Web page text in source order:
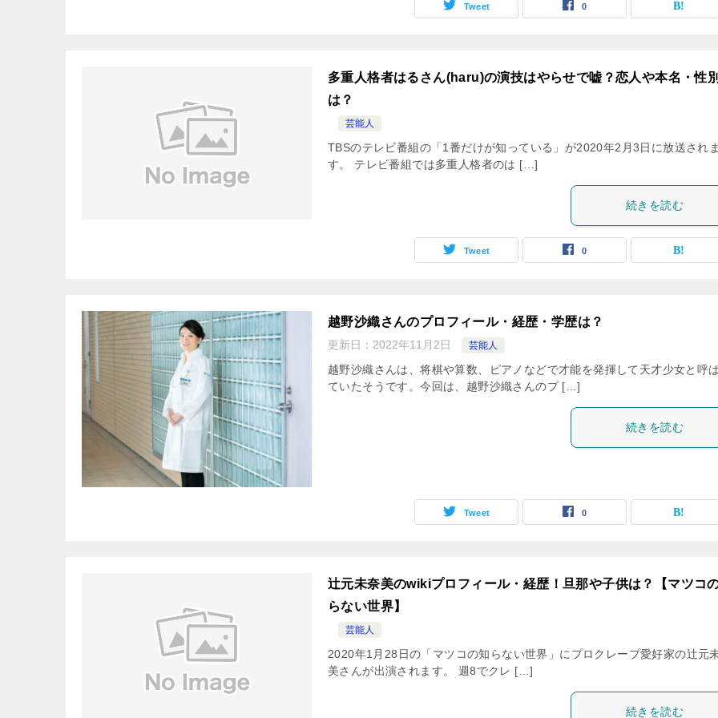
Tweet 0
多重人格者はるさん(haru)の演技はやらせで嘘？恋人や本名・性
は？
芸能人
TBSのテレビ番組の「1番だけが知っている」が2020年2月3日に放送され
す。 テレビ番組では多重人格者のは […]
続きを読む
Tweet 0
越野沙織さんのプロフィール・経歴・学歴は？
更新日： 2022年11月2日 芸能人
越野沙織さんは、将棋や算数、ピアノなどで才能を発揮して天才少女と呼
ていたそうです。今回は、越野沙織さんのプ […]
続きを読む
Tweet 0
辻元未奈美のwikiプロフィール・経歴！旦那や子供は？【マツコ
らない世界】
芸能人
2020年1月28日の「マツコの知らない世界」にプロクレープ愛好家の辻元
美さんが出演されます。 週8でクレ […]
続きを読む